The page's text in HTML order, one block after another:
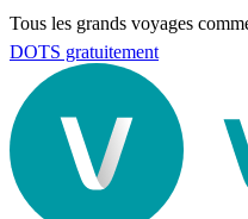
Tous les grands voyages
DOTS gratuitement